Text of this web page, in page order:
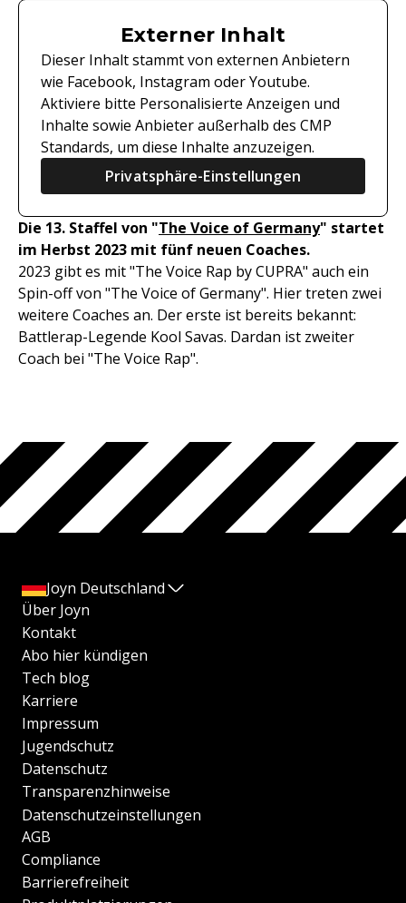
Externer Inhalt
Dieser Inhalt stammt von externen Anbietern
wie Facebook, Instagram oder Youtube.
Aktiviere bitte Personalisierte Anzeigen und
Inhalte sowie Anbieter außerhalb des CMP
Standards, um diese Inhalte anzuzeigen.
Privatsphäre-Einstellungen
Die 13. Staffel von "The Voice of Germany" startet
im Herbst 2023 mit fünf neuen Coaches.
2023 gibt es mit "The Voice Rap by CUPRA" auch ein
Spin-off von "The Voice of Germany". Hier treten zwei
weitere Coaches an. Der erste ist bereits bekannt:
Battlerap-Legende Kool Savas. Dardan ist zweiter
Coach bei "The Voice Rap".
Joyn Deutschland
Über Joyn
Kontakt
Abo hier kündigen
Tech blog
Karriere
Impressum
Jugendschutz
Datenschutz
Transparenzhinweise
Datenschutzeinstellungen
AGB
Compliance
Barrierefreiheit